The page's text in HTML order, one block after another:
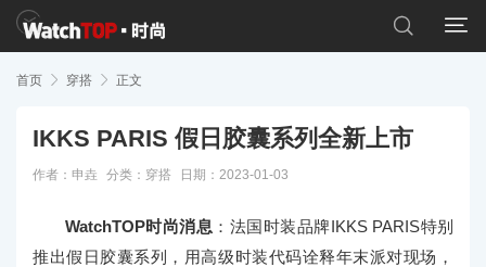


首页  穿搭  正文
IKKS PARIS 假日胶囊系列全新上市
作者：申垚 分类： 穿搭 日期：2023-01-03
WatchTOP时尚消息 ：法国时装品牌IKKS PARIS特别
推出假日胶囊系列，用高级时装代码诠释年末派对现场，